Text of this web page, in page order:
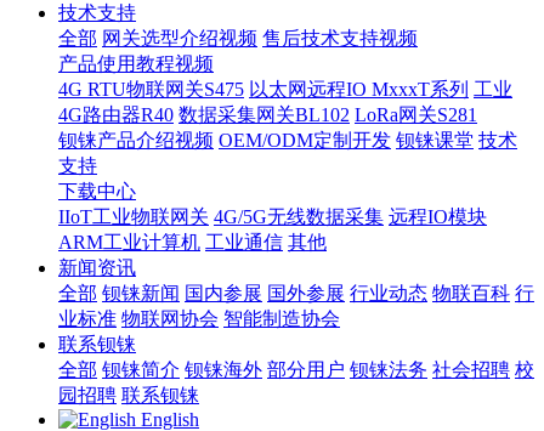
技术支持
全部 网关选型介绍视频 售后技术支持视频
产品使用教程视频
4G RTU物联网关S475 以太网远程IO MxxxT系列 工业
4G路由器R40 数据采集网关BL102 LoRa网关S281
钡铼产品介绍视频 OEM/ODM定制开发 钡铼课堂 技术
支持
下载中心
IIoT工业物联网关 4G/5G无线数据采集 远程IO模块
ARM工业计算机 工业通信 其他
新闻资讯
全部 钡铼新闻 国内参展 国外参展 行业动态 物联百科 行
业标准 物联网协会 智能制造协会
联系钡铼
全部 钡铼简介 钡铼海外 部分用户 钡铼法务 社会招聘 校
园招聘 联系钡铼
English